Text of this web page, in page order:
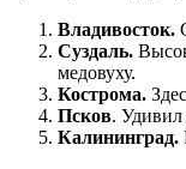
Владивосток.
Суздаль.
медовуху.
Кострома.
Псков. Удивил
Калининград.